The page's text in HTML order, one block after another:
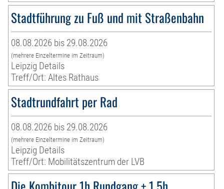
Stadtführung zu Fuß und mit Straßenbahn
08.08.2026 bis 29.08.2026
(mehrere Einzeltermine im Zeitraum)
Leipzig Details
Treff/Ort: Altes Rathaus
Stadtrundfahrt per Rad
08.08.2026 bis 29.08.2026
(mehrere Einzeltermine im Zeitraum)
Leipzig Details
Treff/Ort: Mobilitätszentrum der LVB